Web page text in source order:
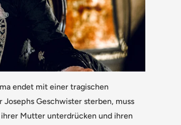
endet mit einer tragischen
Geschwister sterben, muss
Mutter unterdrücken und ihren